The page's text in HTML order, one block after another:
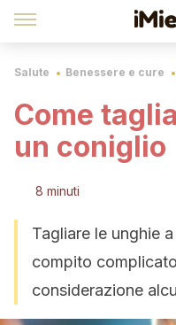
Salute Benessere e cure
Come
un coniglio
8 minuti
Tagliare le unghie
compito
considerazione